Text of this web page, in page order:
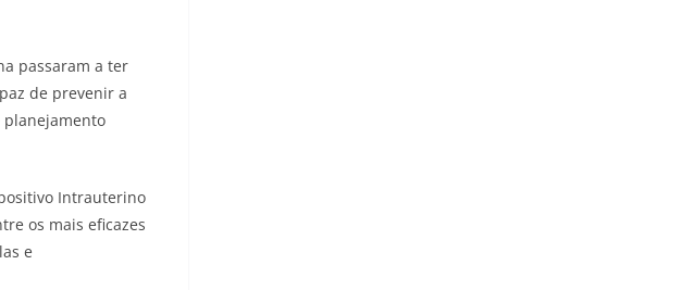
passaram a ter
de prevenir a
planejamento
Intrauterino
os mais eficazes
e